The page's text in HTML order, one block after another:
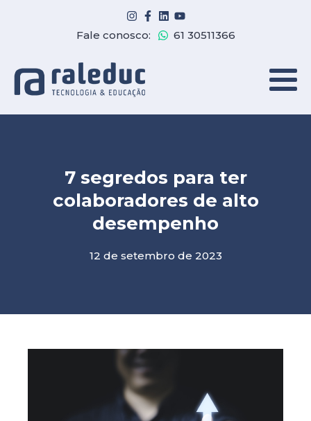
Fale conosco: 61 30511366
7 segredos para ter
colaboradores de alto
desempenho
12 de setembro de 2023